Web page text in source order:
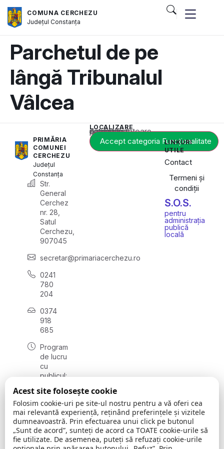
COMUNA CERCHEZU
JudețulConstanța
Parchetul de pe
lângă Tribunalul
Vâlcea
PRIMĂRIA
COMUNEI
CERCHEZU
Județul
Constanța
Str.
General
Cerchez
nr. 28,
Satul
Cerchezu,
907045
secretar@primariacerchezu.ro
0241
780
204
0374
918
685
Program
de lucru
cu
publicul:
08:00 -
16:30
, vineri:
08:00 -
14:00
LOCALIZARE
Acest conținut este blocat până când acceptați categoria corespunzătoare de cookie-uri.
Accept categoria Funcționalitate
LINKURI
UTILE
Contact
Termeni și
condiții
S.O.S.
pentru
administrația
publică
locală
Acest site folosește cookie
Folosim cookie-uri pe site-ul nostru pentru a vă oferi cea
mai relevantă experiență, reținând preferințele și vizitele
dumneavoastră. Prin efectuarea unui click pe butonul
„Sunt de acord”, sunteți de acord ca TOATE cookie-urile să
fie utilizate. De asemenea, puteți să refuzați cookie-urile